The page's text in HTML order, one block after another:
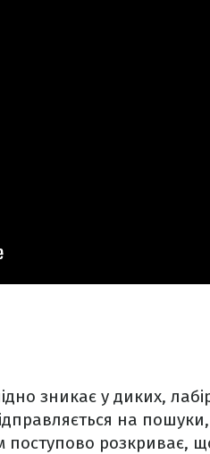
зникає у диких,
на
поступово розкриває,